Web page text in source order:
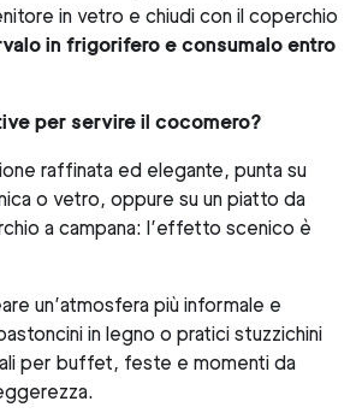
in vetro e chiudi con il coperchio
in frigorifero e consumalo entro
per servire il cocomero?
raffinata ed elegante, punta su
o vetro, oppure su un piatto da
a campana: l’effetto scenico è
un’atmosfera più informale e
in legno o pratici stuzzichini
per buffet, feste e momenti da